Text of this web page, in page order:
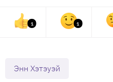
1 1
Энн Хэтэуэй